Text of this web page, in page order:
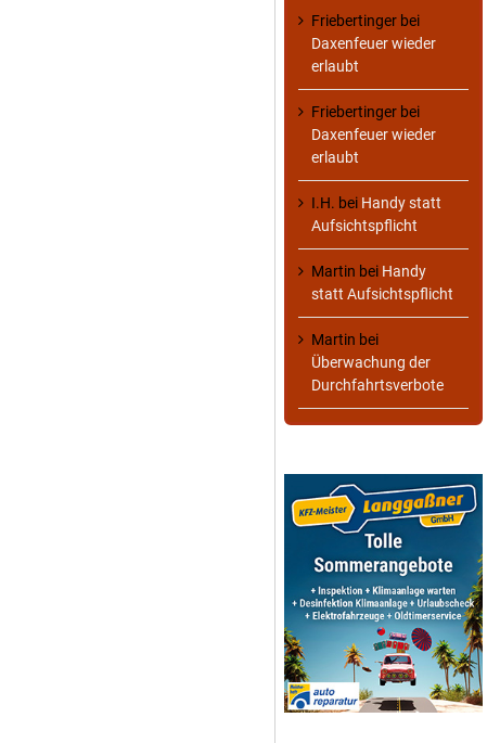
Friebertinger bei
Daxenfeuer wieder
erlaubt
Friebertinger bei
Daxenfeuer wieder
erlaubt
I.H. bei Handy statt
Aufsichtspflicht
Martin bei Handy
statt Aufsichtspflicht
Martin bei
Überwachung der
Durchfahrtsverbote